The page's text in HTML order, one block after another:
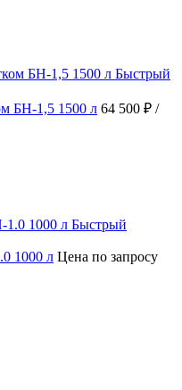
Быстрый
БН-1,5 1500 л 64 500 ₽ /
Быстрый
1000 л Цена по запросу